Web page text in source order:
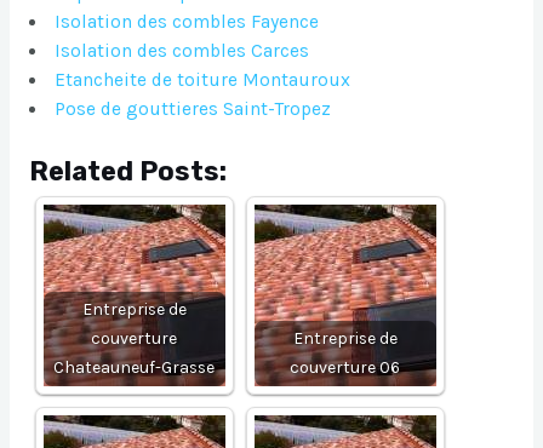
Isolation des combles Fayence
Isolation des combles Carces
Etancheite de toiture Montauroux
Pose de gouttieres Saint-Tropez
Related Posts:
Entreprise de
couverture
Chateauneuf-Grasse
Entreprise de
couverture 06